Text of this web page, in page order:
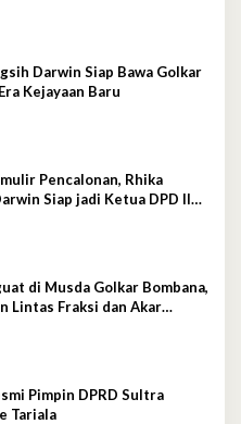
Darwin Siap Bawa Golkar
Kejayaan Baru
Pencalonan, Rhika
Siap jadi Ketua DPD II
di Musda Golkar Bombana,
Lintas Fraksi dan Akar
Pimpin DPRD Sultra
Tariala